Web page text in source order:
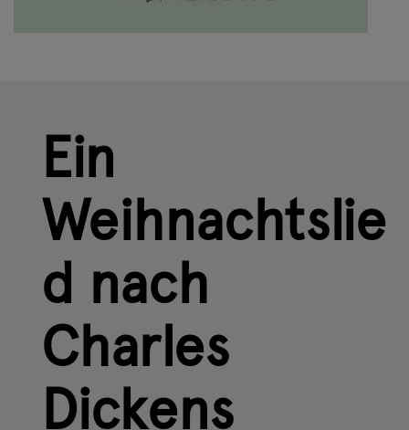
Ein
Weihnachtslie
d nach
Charles
Dickens